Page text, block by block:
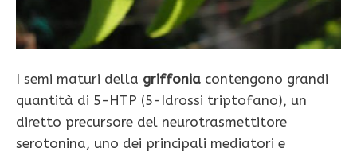
I semi maturi della griffonia contengono grandi
quantità di 5-HTP (5-Idrossi triptofano), un
diretto precursore del neurotrasmettitore
serotonina, uno dei principali mediatori e